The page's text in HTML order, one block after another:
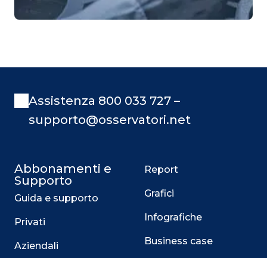
Assistenza 800 033 727 –
supporto@osservatori.net
Abbonamenti e
Supporto
Guida e supporto
Privati
Aziendali
Report
Grafici
Infografiche
Business case